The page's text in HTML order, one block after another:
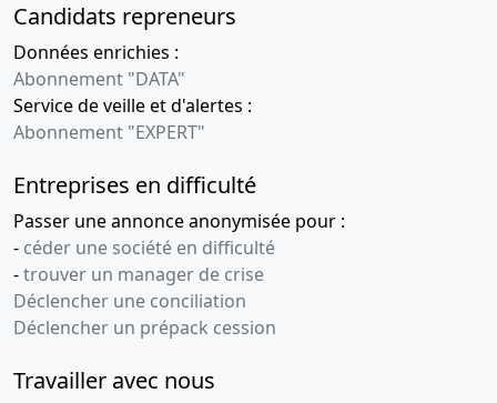
Candidats repreneurs
Données enrichies :
Abonnement "DATA"
Service de veille et d'alertes :
Abonnement "EXPERT"
Entreprises en difficulté
Passer une annonce anonymisée pour :
- céder une société en difficulté
-trouver un manager de crise
Déclencher une conciliation
Déclencher un prépack cession
Travailler avec nous